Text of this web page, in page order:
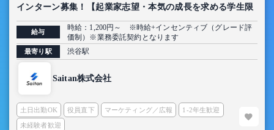
インターン募集！【起業家志望・本気の成長を求める学生限
定】
給与
時給：1,200円～ ※時給+インセンティブ（グレード評
価制）※業務委託契約となります
最寄り駅 渋谷駅
Saitan株式会社
土日出勤OK 役員直下 マーケティング／広報 1-2年生歓迎
未経験者歓迎